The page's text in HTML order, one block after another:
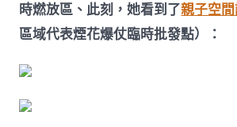
時燃放區、此刻，她看到了親子空
區域代表煙花爆仗臨時批發點）：